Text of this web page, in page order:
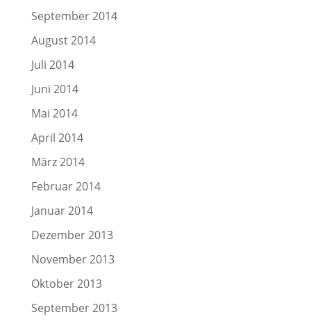
September 2014
August 2014
Juli 2014
Juni 2014
Mai 2014
April 2014
März 2014
Februar 2014
Januar 2014
Dezember 2013
November 2013
Oktober 2013
September 2013